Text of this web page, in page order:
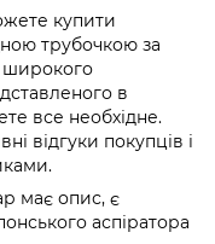
купити
трубочкою за
широкого
в
все необхідне.
відгуки покупців і
має опис, є
аспіратора